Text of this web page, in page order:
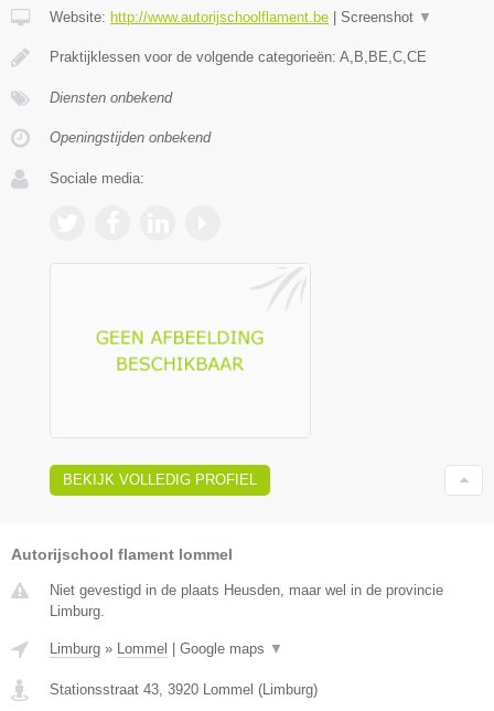
Website: http://www.autorijschoolflament.be Screenshot ▼
Praktijklessen voor de volgende categorieën: A,B,BE,C,CE
Diensten onbekend
Openingstijden onbekend
Sociale media:
BEKIJK VOLLEDIG PROFIEL
Autorijschool flament lommel
Niet gevestigd in de plaats Heusden, maar wel in de provincie
Limburg.
Limburg » Lommel Google maps ▼
Stationsstraat 43 3920 Lommel ( Limburg)